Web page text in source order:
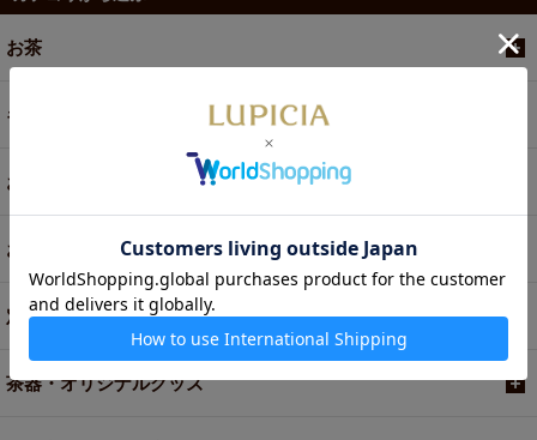
お茶
ギフト
お菓子・食品・飲料
お買い得商品
定期便
茶器・オリジナルグッズ